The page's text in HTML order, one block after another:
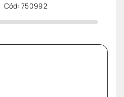
Cód:750992